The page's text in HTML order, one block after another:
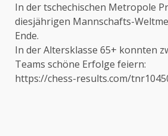
In der tschechischen Metropole
diesjährigen Mannschafts-
Ende.
In der Altersklasse 65+ konnten
Teams schöne Erfolge feiern:
https://chess-results.com/